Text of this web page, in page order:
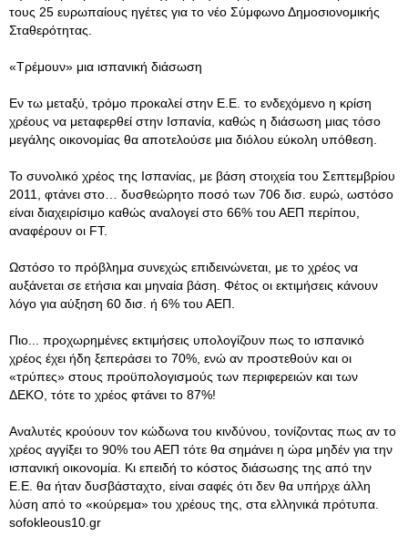
τους 25 ευρωπαίους ηγέτες για το νέο Σύμφωνο Δημοσιονομικής
Σταθερότητας.
«Τρέμουν» μια ισπανική διάσωση
Εν τω μεταξύ, τρόμο προκαλεί στην Ε.Ε. το ενδεχόμενο η κρίση
χρέους να μεταφερθεί στην Ισπανία, καθώς η διάσωση μιας τόσο
μεγάλης οικονομίας θα αποτελούσε μια διόλου εύκολη υπόθεση.
Το συνολικό χρέος της Ισπανίας, με βάση στοιχεία του Σεπτεμβρίου
2011, φτάνει στο… δυσθεώρητο ποσό των 706 δισ. ευρώ, ωστόσο
είναι διαχειρίσιμο καθώς αναλογεί στο 66% του ΑΕΠ περίπου,
αναφέρουν οι FT.
Ωστόσο το πρόβλημα συνεχώς επιδεινώνεται, με το χρέος να
αυξάνεται σε ετήσια και μηναία βάση. Φέτος οι εκτιμήσεις κάνουν
λόγο για αύξηση 60 δισ. ή 6% του ΑΕΠ.
Πιο... προχωρημένες εκτιμήσεις υπολογίζουν πως το ισπανικό
χρέος έχει ήδη ξεπεράσει το 70%, ενώ αν προστεθούν και οι
«τρύπες» στους προϋπολογισμούς των περιφερειών και των
ΔΕΚΟ, τότε το χρέος φτάνει το 87%!
Αναλυτές κρούουν τον κώδωνα του κινδύνου, τονίζοντας πως αν το
χρέος αγγίξει το 90% του ΑΕΠ τότε θα σημάνει η ώρα μηδέν για την
ισπανική οικονομία. Κι επειδή το κόστος διάσωσης της από την
Ε.Ε. θα ήταν δυσβάσταχτο, είναι σαφές ότι δεν θα υπήρχε άλλη
λύση από το «κούρεμα» του χρέους της, στα ελληνικά πρότυπα.
sofokleous10.gr